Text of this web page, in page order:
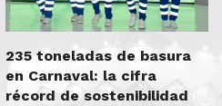
235 toneladas de basura
en Carnaval: la cifra
récord de sostenibilidad